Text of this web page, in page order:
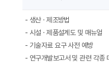
정보
유형
- 생산 · 제조방법
- 시설 · 제품설계도 및 매뉴얼
- 기술자료 요구 사전 예방
- 연구개발보고서 및 관련 각종